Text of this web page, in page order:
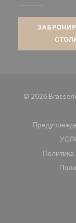
© 2026